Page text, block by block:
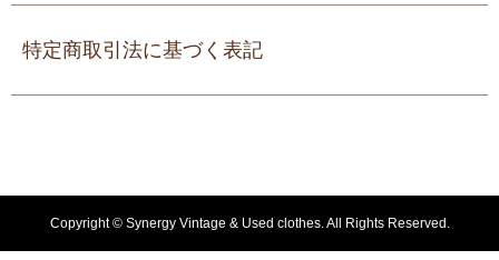
特定商取引法に基づく表記
Copyright ©Synergy Vintage & Used clothes. All Rights Reserved.